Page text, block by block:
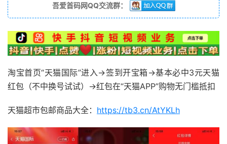
吾爱首码网QQ交流群：
淘宝首页“天猫国际”进入->签到开宝箱->基本必中3元天猫
红包（不中换号试试）->红包在“天猫APP”购物无门槛抵扣
天猫超市包邮商品大全： https://tb3.cn/AtYKLh